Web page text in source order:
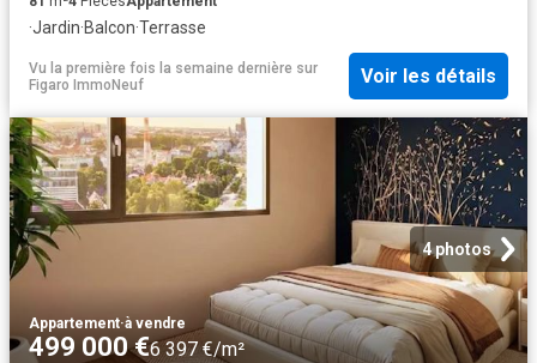
·Jardin·Balcon·Terrasse
Vu la première fois la semaine dernière sur
Figaro ImmoNeuf
Voir les détails
4 photos
Appartement·à vendre
499 000 €6 397 €/m²